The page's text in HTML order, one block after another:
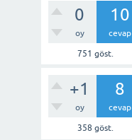
0
oy
10
cevap
751 göst.
+1
oy
8
cevap
358 göst.